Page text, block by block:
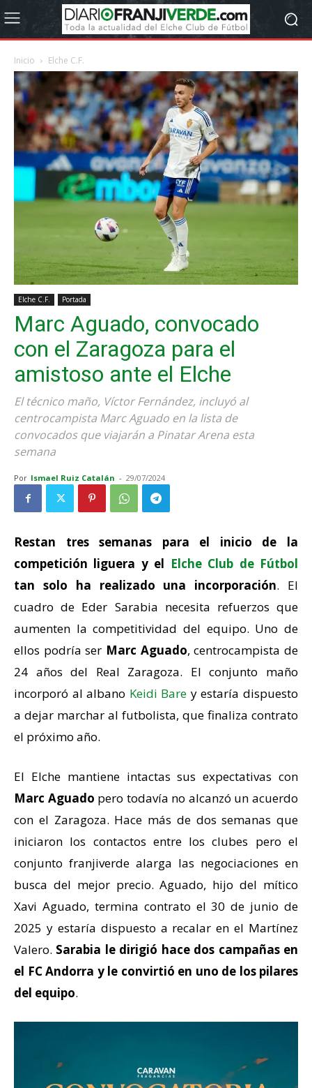
Inicio Elche C.F.
Elche C.F. Portada
Marc Aguado, convocado
con el Zaragoza para el
amistoso ante el Elche
El técnico maño, Víctor Fernández, incluyó al
centrocampista Marc Aguado en la lista de
convocados que viajarán a Pinatar Arena esta
semana
Por Ismael Ruiz Catalán - 29/07/2024
Restan tres semanas para el inicio de la
competición liguera y el Elche Club de Fútbol
tan solo ha realizado una incorporación. El
cuadro de Eder Sarabia necesita refuerzos que
aumenten la competitividad del equipo. Uno de
ellos podría ser Marc Aguado, centrocampista de
24 años del Real Zaragoza. El conjunto maño
incorporó al albano Keidi Bare y estaría dispuesto
a dejar marchar al futbolista, que finaliza contrato
el próximo año.
El Elche mantiene intactas sus expectativas con
Marc Aguado pero todavía no alcanzó un acuerdo
con el Zaragoza. Hace más de dos semanas que
iniciaron los contactos entre los clubes pero el
conjunto franjiverde alarga las negociaciones en
busca del mejor precio. Aguado, hijo del mítico
Xavi Aguado, termina contrato el 30 de junio de
2025 y estaría dispuesto a recalar en el Martínez
Valero. Sarabia le dirigió hace dos campañas en
el FC Andorra y le convirtió en uno de los pilares
del equipo.